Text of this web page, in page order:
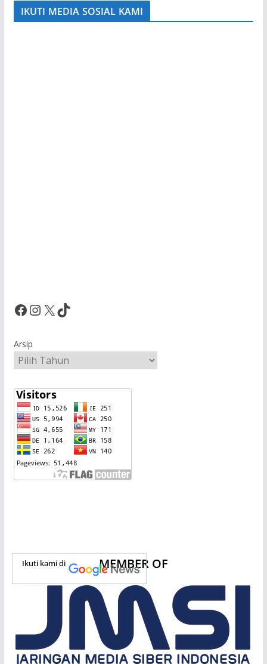
IKUTI MEDIA SOSIAL KAMI
Facebook InstagramX TikTok
Arsip
Ikuti kami di MEMBER OF